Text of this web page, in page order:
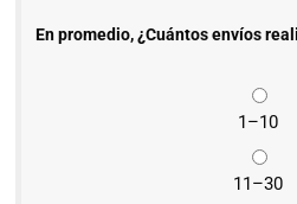
En promedio, ¿Cuántos envíos
1–10
11–30